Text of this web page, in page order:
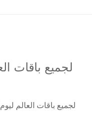
ملف قنوات iptv m3u لجميع باقات العالم ليوم 13-05-2017